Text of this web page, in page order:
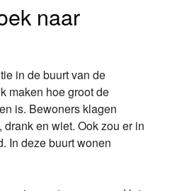
naar
in de buurt van de
maken hoe groot de
is. Bewoners klagen
en wiet. Ook zou er in
In deze buurt wonen